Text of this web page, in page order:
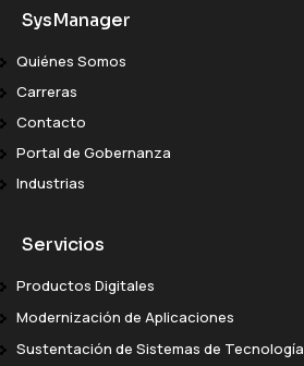
SysManager
Quiénes Somos
Carreras
Contacto
Portal de Gobernanza
Industrias
Servicios
Productos Digitales
Modernización de Aplicaciones
Sustentación de Sistemas de Tecnología